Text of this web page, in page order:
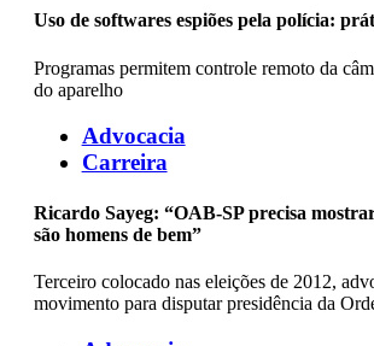
Uso de softwares espiões pela polícia:
Programas permitem controle remoto da
do aparelho
Advocacia
Carreira
Ricardo Sayeg: “OAB-SP precisa
são homens de bem”
Terceiro colocado nas eleições de 2012,
movimento para disputar presidência da